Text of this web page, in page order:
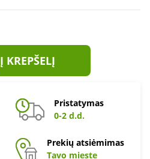
Į KREPŠELĮ
Pristatymas
0-2 d.d.
Prekių atsiėmimas
Tavo mieste